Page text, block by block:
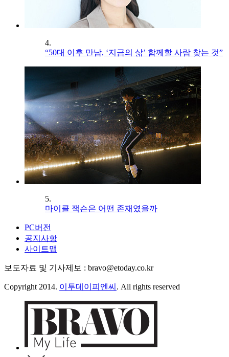
4.
“50대 이후 만남, ‘지금의 삶’ 함께할 사람 찾는 것”
5.
마이클 잭슨은 어떤 존재였을까
PC버전
공지사항
사이트맵
보도자료 및 기사제보 : bravo@etoday.co.kr
Copyright 2014. 이투데이피엔씨 . All rights reserved